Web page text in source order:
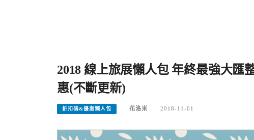
2018 線上旅展懶人包 年終最強大匯
惠(不斷更新)
折扣碼&優惠懶人包 花洛米 2018-11-01